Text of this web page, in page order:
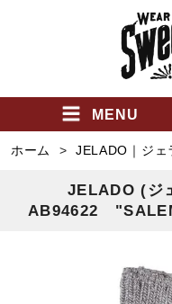
MENU
ホーム > JELADO｜ジェ
JELADO (
AB94622